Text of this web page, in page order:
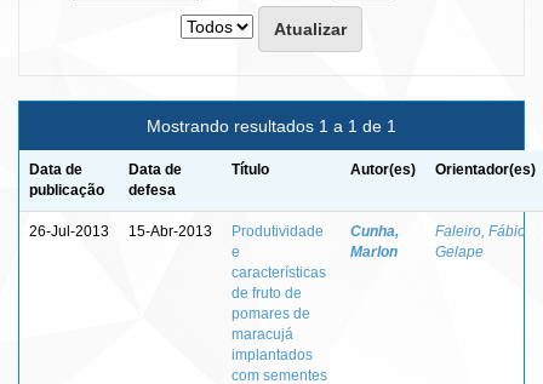
Mostrando resultados 1 a 1 de 1
Data de
publicação
Data de
defesa
Título Autor(es) Orientador(es)
26-Jul-2013 15-Abr-2013
Produtividade
e
características
de fruto de
pomares de
maracujá
implantados
com sementes
Cunha,
Marlon
Faleiro, Fábio
Gelape